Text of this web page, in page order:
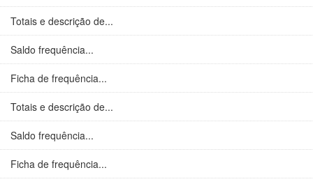
Totais e descrição de...
Saldo frequência...
Ficha de frequência...
Totais e descrição de...
Saldo frequência...
Ficha de frequência...